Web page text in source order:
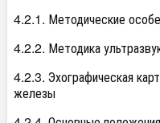
4.2.1. Методические
4.2.2. Методика
4.2.3. Эхографическая
железы